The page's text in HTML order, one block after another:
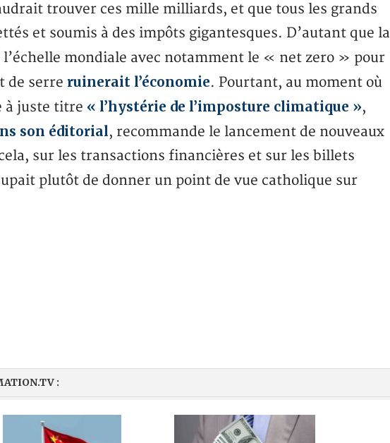
trouver ces mille milliards, et que tous les grands
et soumis à des impôts gigantesques. D’autant que la
l’échelle mondiale avec notamment le « net zero » pour
de serre ruinerait l’économie. Pourtant, au moment où
à juste titre « l’hystérie de l’imposture climatique »,
son éditorial, recommande le lancement de nouveaux
sur les transactions financières et sur les billets
plutôt de donner un point de vue catholique sur
: